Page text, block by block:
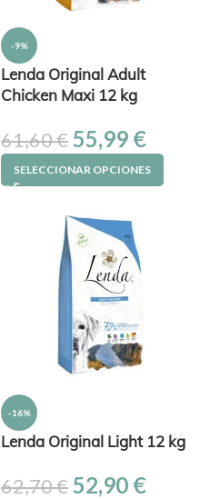
-9%
Lenda Original Adult
Chicken Maxi 12 kg
61,60€55,99 €
SELECCIONAR OPCIONES
-16%
Lenda Original Light 12 kg
62,70€52,90 €